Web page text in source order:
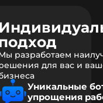
разработаем
для вас и
Уникальные
упрощения